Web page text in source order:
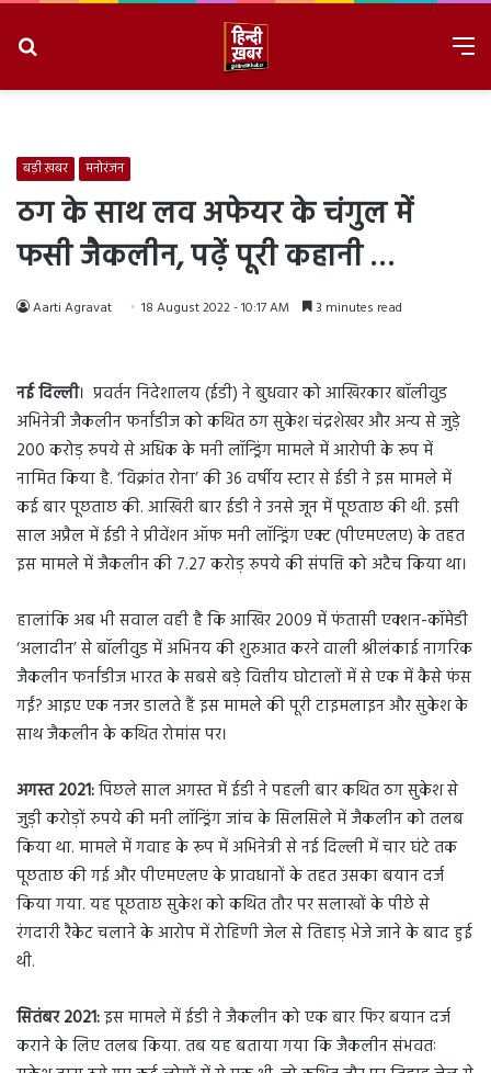
बड़ी ख़बर मनोरंजन
ठग के साथ लव अफेयर के चंगुल में
फसी जैकलीन, पढ़ें पूरी कहानी …
Aarti Agravat 18 August 2022 - 10:17 AM 3 minutes read
नई दिल्ली। प्रवर्तन निदेशालय (ईडी) ने बुधवार को आखिरकार बॉलीवुड
अभिनेत्री जैकलीन फर्नांडीज को कथित ठग सुकेश चंद्रशेखर और अन्य से जुड़े
200 करोड़ रुपये से अधिक के मनी लॉन्ड्रिंग मामले में आरोपी के रूप में
नामित किया है. ‘विक्रांत रोना’ की 36 वर्षीय स्टार से ईडी ने इस मामले में
कई बार पूछताछ की. आखिरी बार ईडी ने उनसे जून में पूछताछ की थी. इसी
साल अप्रैल में ईडी ने प्रीवेंशन ऑफ मनी लॉन्ड्रिंग एक्ट (पीएमएलए) के तहत
इस मामले में जैकलीन की 7.27 करोड़ रुपये की संपत्ति को अटैच किया था।
हालांकि अब भी सवाल वही है कि आखिर 2009 में फंतासी एक्शन-कॉमेडी
‘अलादीन’ से बॉलीवुड में अभिनय की शुरुआत करने वाली श्रीलंकाई नागरिक
जैकलीन फर्नांडीज भारत के सबसे बड़े वित्तीय घोटालों में से एक में कैसे फंस
गईं? आइए एक नजर डालते हैं इस मामले की पूरी टाइमलाइन और सुकेश के
साथ जैकलीन के कथित रोमांस पर।
अगस्त 2021:पिछले साल अगस्त में ईडी ने पहली बार कथित ठग सुकेश से
जुड़ी करोड़ों रुपये की मनी लॉन्ड्रिंग जांच के सिलसिले में जैकलीन को तलब
किया था. मामले में गवाह के रूप में अभिनेत्री से नई दिल्ली में चार घंटे तक
पूछताछ की गई और पीएमएलए के प्रावधानों के तहत उसका बयान दर्ज
किया गया. यह पूछताछ सुकेश को कथित तौर पर सलाखों के पीछे से
रंगदारी रैकेट चलाने के आरोप में रोहिणी जेल से तिहाड़ भेजे जाने के बाद हुई
थी.
सितंबर 2021:इस मामले में ईडी ने जैकलीन को एक बार फिर बयान दर्ज
कराने के लिए तलब किया. तब यह बताया गया कि जैकलीन संभवतः